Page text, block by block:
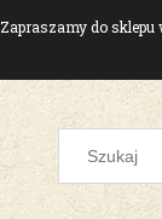
Zapraszamy do